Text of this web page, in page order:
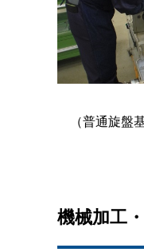
（普通旋盤
機械加工